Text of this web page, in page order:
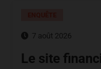
7 août 2026
Le site